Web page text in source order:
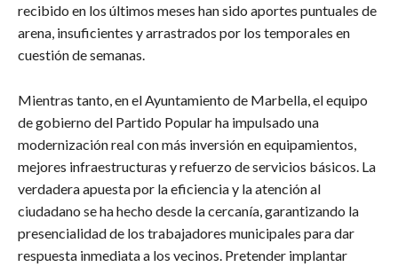
recibido en los últimos meses han sido aportes puntuales de
arena, insuficientes y arrastrados por los temporales en
cuestión de semanas.
Mientras tanto, en el Ayuntamiento de Marbella, el equipo
de gobierno del Partido Popular ha impulsado una
modernización real con más inversión en equipamientos,
mejores infraestructuras y refuerzo de servicios básicos. La
verdadera apuesta por la eficiencia y la atención al
ciudadano se ha hecho desde la cercanía, garantizando la
presencialidad de los trabajadores municipales para dar
respuesta inmediata a los vecinos. Pretender implantar